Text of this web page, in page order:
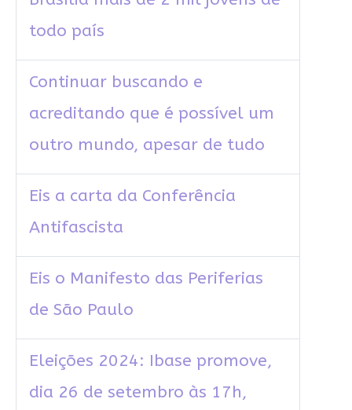
todo país
Continuar buscando e
acreditando que é possível um
outro mundo, apesar de tudo
Eis a carta da Conferência
Antifascista
Eis o Manifesto das Periferias
de São Paulo
Eleições 2024: Ibase promove,
dia 26 de setembro às 17h,